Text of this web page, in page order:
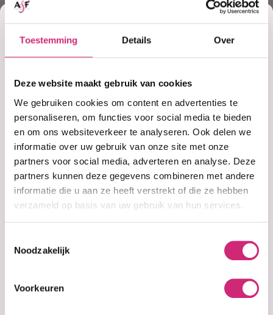
Toestemming Details Over
Deze website maakt gebruik van cookies
We gebruiken cookies om content en advertenties te
personaliseren, om functies voor social media te bieden
en om ons websiteverkeer te analyseren. Ook delen we
informatie over uw gebruik van onze site met onze
partners voor social media, adverteren en analyse. Deze
partners kunnen deze gegevens combineren met andere
informatie die u aan ze heeft verstrekt of die ze hebben
verzameld op basis van uw gebruik van hun services.
Noodzakelijk
Voorkeuren
Lightening
Cream – 1.76 oz.
€16,99
ANTI-AGING
HYDRA-LIFT
CREAM | GOLD
50ml
€17,90
Korting
op je
eerste
bestelling